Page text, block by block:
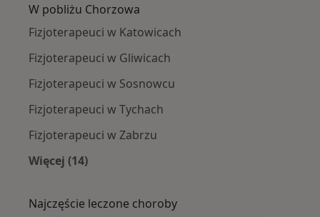
W pobliżu Chorzowa
Fizjoterapeuci w Katowicach
Fizjoterapeuci w Gliwicach
Fizjoterapeuci w Sosnowcu
Fizjoterapeuci w Tychach
Fizjoterapeuci w Zabrzu
Więcej (14)
Najczęście leczone choroby